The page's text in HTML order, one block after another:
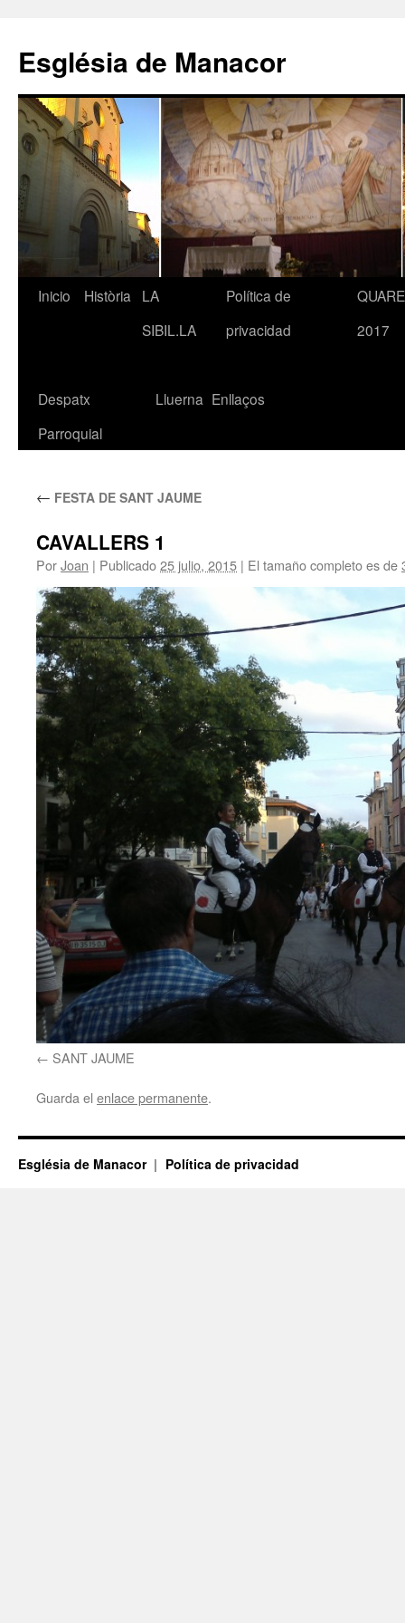
contenido
Església de Manacor
Inicio Història
LA
SIBIL.LA
Política de
privacidad
2017
Despatx
Parroquial
Lluerna Enllaços
← FESTA DE SANT JAUME
CAVALLERS 1
PorJoan | Publicado25 julio, 2015 | El tamaño completo es de
SANT JAUME
Guarda el enlace permanente.
Església de Manacor Política de privacidad